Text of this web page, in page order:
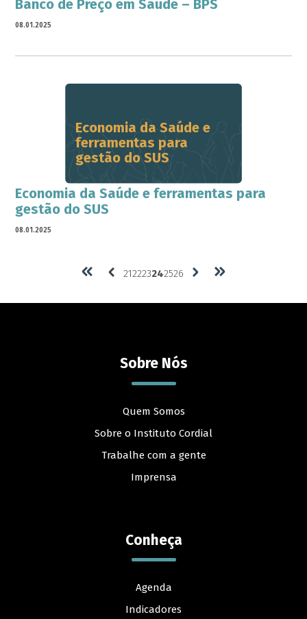
Banco de Preço em Saúde – BPS
08.01.2025
Economia da Saúde e
ferramentas para
gestão do SUS
Economia da Saúde e ferramentas para
gestão do SUS
08.01.2025
212223242526
Sobre Nós
Quem Somos
Sobre o Instituto Cordial
Trabalhe com a gente
Imprensa
Conheça
Agenda
Indicadores